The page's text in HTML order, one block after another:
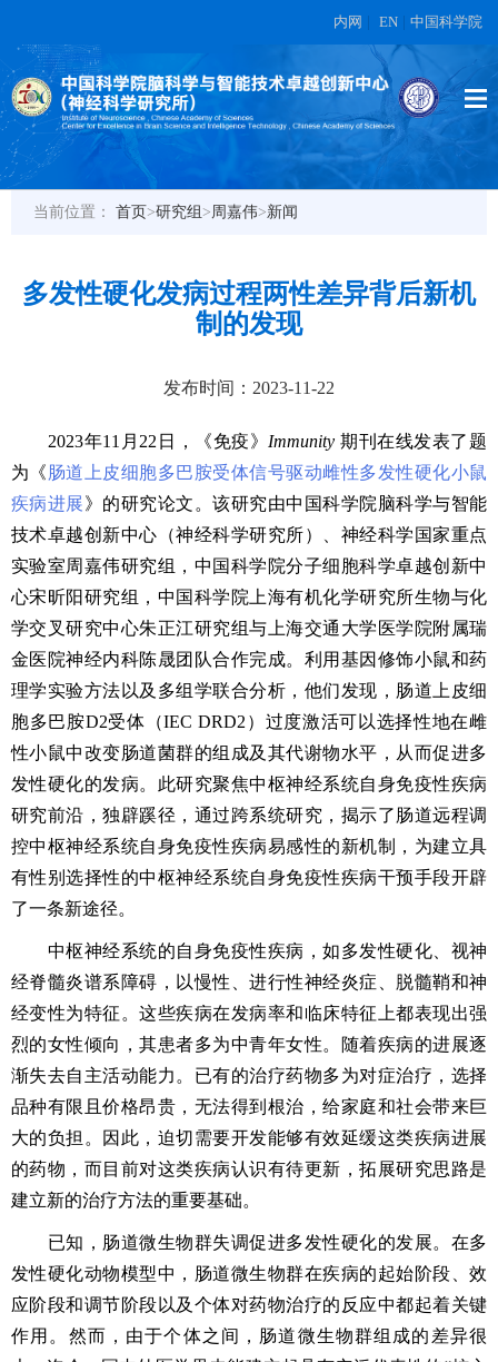
内网 EN 中国科学院
当前位置： 首页>研究组 >周嘉伟>新闻
多发性硬化发病过程两性差异背后新机
制的发现
发布时间：2023-11-22
2023年11月22日， 《免疫》 Immunity 期刊在线发表了题
为《 肠道上皮细胞多巴胺受体信号驱动雌性多发性硬化小鼠
疾病进展》的研究论文。该研究由中国科学院脑科学与智能
技术卓越创新中心（神经科学研究所）、神经科学国家重点
实验室周嘉伟研究组 ， 中国科学院分子细胞科学卓越创新中
心宋昕阳研究组 ， 中国科学院上海有机化学研究所生物与化
学交叉研究中心朱正江研究组与上海交通大学医学院附属瑞
金医院神经内科陈晟团队合作完成。利用基因修饰小鼠和药
理学实验方法以及多组学联合分析，他们发现，肠道上皮细
胞多巴胺D2受体（IEC DRD2）过度激活可以选择性地在雌
性小鼠中改变肠道菌群的组成及其代谢物水平，从而促进多
发性硬化的发病。此研究聚焦中枢神经系统自身免疫性疾病
研究前沿 ，独辟蹊径，通过跨系统研究，揭示了肠道远程调
控中枢神经系统自身免疫性疾病易感性的新机制，为建立具
有性别选择性的中枢神经系统自身免疫性疾病干预手段开辟
了一条新途径。
中枢神经系统的自身免疫性疾病，如多发性硬化、视神
经脊髓炎谱系障碍，以慢性、进行性神经炎症、脱髓鞘和神
经变性为特征。这些疾病在发病率和临床特征上都表现出强
烈的女性倾向，其患者多为中青年女性。随着疾病的进展逐
渐失去自主活动能力。已有的治疗药物多为对症治疗，选择
品种有限且价格昂贵，无法得到根治，给家庭和社会带来巨
大的负担。因此，迫切需要开发能够有效延缓这类疾病进展
的药物，而目前对这类疾病认识有待更新，拓展研究思路是
建立新的治疗方法的重要基础。
已知，肠道微生物群失调促进多发性硬化的发展。在多
发性硬化动物模型中，肠道微生物群在疾病的起始阶段、效
应阶段和调节阶段以及个体对药物治疗的反应中都起着关键
作用。然而，由于个体之间，肠道微生物群组成的差异很